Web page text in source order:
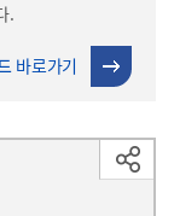
.
바로가기